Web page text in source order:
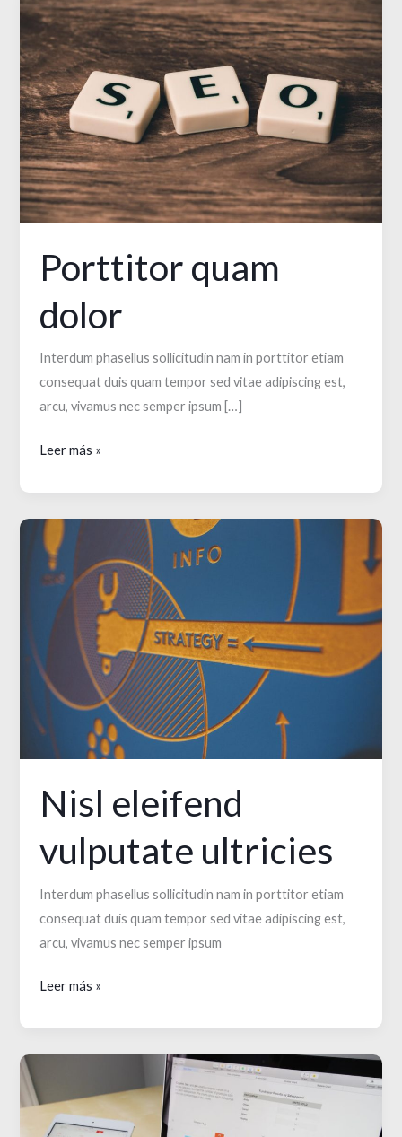
Porttitor quam
dolor
Interdum phasellus sollicitudin nam in porttitor etiam
consequat duis quam tempor sed vitae adipiscing est,
arcu, vivamus nec semper ipsum […]
Porttitor
dolor
Leer más »
Nisl eleifend
vulputate ultricies
Interdum phasellus sollicitudin nam in porttitor etiam
consequat duis quam tempor sed vitae adipiscing est,
arcu, vivamus nec semper ipsum
Nisl
vulputate
ultricies
Leer más »